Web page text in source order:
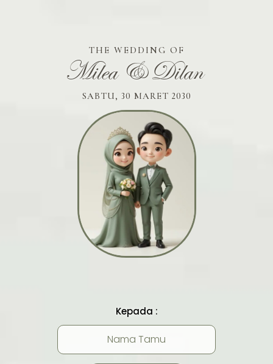
THE WEDDING OF
Milea & Dilan
SABTU, 30 MARET 2030
Kepada :
Nama Tamu